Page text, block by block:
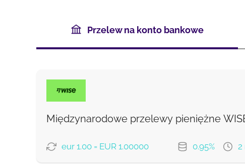
Przelew na konto bankowe
Międzynarodowe przelewy pieniężne
eur 1.00 = EUR 1.00000 0.95% 2